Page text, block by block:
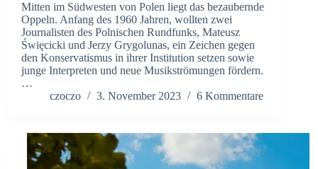
Mitten im Südwesten von Polen liegt das bezaubernde
Oppeln. Anfang des 1960 Jahren, wollten zwei
Journalisten des Polnischen Rundfunks, Mateusz
Święcicki und Jerzy Grygolunas, ein Zeichen gegen
den Konservatismus in ihrer Institution setzen sowie
junge Interpreten und neue Musikströmungen fördern.
…
czoczo
3. November 2023 6 Kommentare